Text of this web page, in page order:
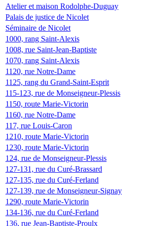
Atelier et maison Rodolphe-Duguay
Palais de justice de Nicolet
Séminaire de Nicolet
1000, rang Saint-Alexis
1008, rue Saint-Jean-Baptiste
1070, rang Saint-Alexis
1120, rue Notre-Dame
1125, rang du Grand-Saint-Esprit
115-123, rue de Monseigneur-Plessis
1150, route Marie-Victorin
1160, rue Notre-Dame
117, rue Louis-Caron
1210, route Marie-Victorin
1230, route Marie-Victorin
124, rue de Monseigneur-Plessis
127-131, rue du Curé-Brassard
127-135, rue du Curé-Ferland
127-139, rue de Monseigneur-Signay
1290, route Marie-Victorin
134-136, rue du Curé-Ferland
136, rue Jean-Baptiste-Proulx